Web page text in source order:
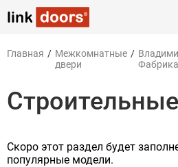
Главная / Межкомнатные
двери
/
Скоро этот раздел будет
популярные модели.